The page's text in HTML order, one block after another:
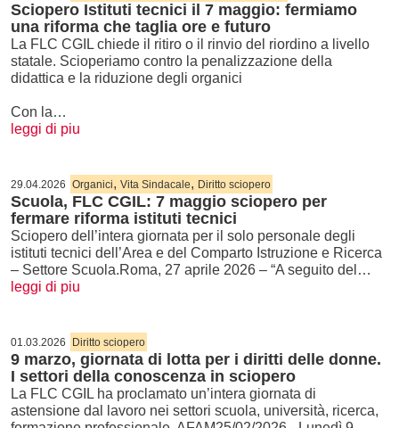
Sciopero Istituti tecnici il 7 maggio: fermiamo
una riforma che taglia ore e futuro
La FLC CGIL chiede il ritiro o il rinvio del riordino a livello
statale. Scioperiamo contro la penalizzazione della
didattica e la riduzione degli organici
Con la…
leggi di piu
29.04.2026 Organici, Vita Sindacale, Diritto sciopero
Scuola, FLC CGIL: 7 maggio sciopero per
fermare riforma istituti tecnici
Sciopero dell’intera giornata per il solo personale degli
istituti tecnici dell’Area e del Comparto Istruzione e Ricerca
– Settore Scuola.Roma, 27 aprile 2026 – “A seguito del…
leggi di piu
01.03.2026 Diritto sciopero
9 marzo, giornata di lotta per i diritti delle donne.
I settori della conoscenza in sciopero
La FLC CGIL ha proclamato un’intera giornata di
astensione dal lavoro nei settori scuola, università, ricerca,